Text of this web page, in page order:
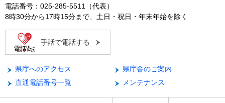
電話番号：025-285-5511（代表）
8時30分から17時15分まで、土日・祝日・年末年始を除く
手話で電話する
県庁へのアクセス
県庁舎のご案内
直通電話番号一覧
メンテナンス